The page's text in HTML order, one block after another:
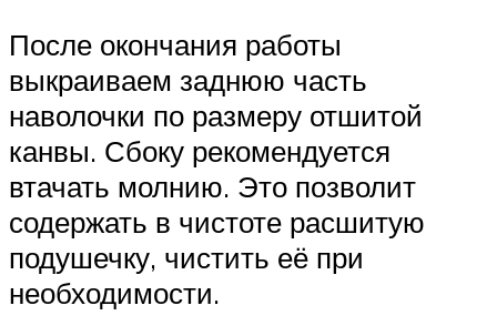
После окончания работы
выкраиваем заднюю часть
наволочки по размеру отшитой
канвы. Сбоку рекомендуется
втачать молнию. Это позволит
содержать в чистоте расшитую
подушечку, чистить её при
необходимости.